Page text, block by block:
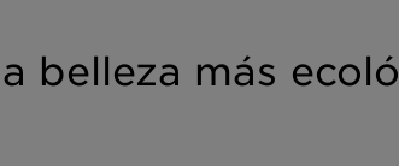
belleza más